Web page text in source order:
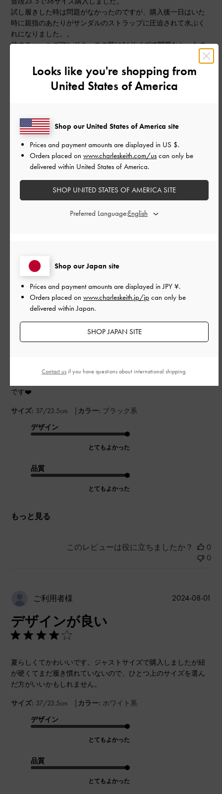
試し履きした時は問題がなかったのですが、購入後一日はいた
時に親指のあたりがサンダルのストラップに圧迫されて水ぶく
れになりました。。
他のチャールズアンドキースの靴は36サイズで問題なかったの
ですが、こちらのようなストラップタイプは紐が足に食い込む
ので、ワンサイズアップがよさそうです。
とても可愛いので残念です。
品質
もっと見る
ご利用者様
華奢サンダル
選びを間違えたのかストラップが食い込んでしまい…。たくさん
です❤️
サイズ: 37/23.5cm | カラー: ブラック系
デザイン
とてもよかった
品質
とてもよかった
もっと見る
2024-08-05
このレビューは役に立ちましたか？
0
0
ご利用者様
デザインが良い
夏らしくてかわいいです。ジャストサイズで購入しましたが紐
が硬くてまだ履き慣れていないので、ひとつ上のサイズを選ん
だ方がいいかもしれません。
サイズ: 37/23.5cm | カラー: ホワイト系
デザイン
とてもよかった
品質
とてもよかった
2024-08-01
Looks like you're shopping from
United States of America
Shop our Japan site
Prices and payment amounts are displayed inJPY ¥.
Orders placed on www.charleskeith.jp/jp can only be
delivered within Japan.
SHOP JAPAN SITE
Shop our United States of America site
Prices and payment amounts are displayed in US $.
Orders placed on www.charleskeith.com/us can only be
delivered within United States of America.
SHOP UNITED STATES OF AMERICA SITE
Preferred Language:
Contact usif you have questions about international shipping.